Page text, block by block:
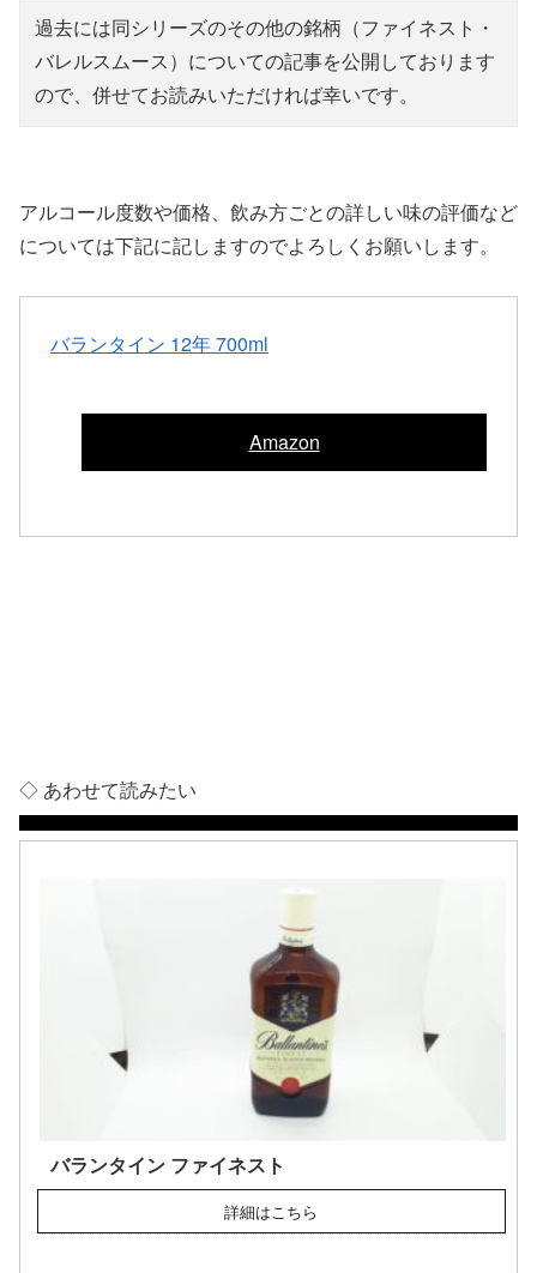
過去には同シリーズのその他の銘柄（ファイネスト・
バレルスムース）についての記事を公開しております
ので、併せてお読みいただければ幸いです。
アルコール度数や価格、飲み方ごとの詳しい味の評価など
については下記に記しますのでよろしくお願いします。
バランタイン 12年 700ml
Amazon
◇ あわせて読みたい
バランタイン ファイネスト